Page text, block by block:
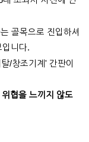
골목으로 진입하셔
니다.
/창조기계' 간판이
협을 느끼지 않도